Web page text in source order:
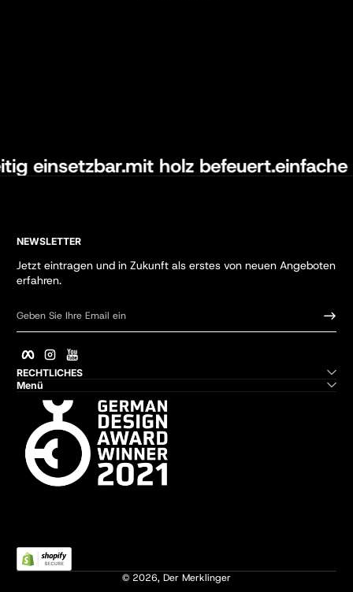
einsetzbar.mit holz befeuert.
NEWSLETTER
Jetzt eintragen und in Zukunft als erstes von neuen Angeboten
erfahren.
Geben Sie Ihre Email ein
FacebookInstagram
RECHTLICHES
Menü
© 2026, Der Merklinger